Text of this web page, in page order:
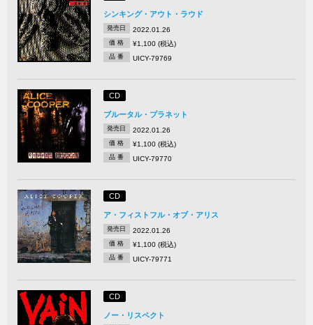
シンキング・アウト・ラウド
発売日 2022.01.26
価 格 ¥1,100 (税込)
品 番 UICY-79769
CD
ブルータル・プラネット
発売日 2022.01.26
価 格 ¥1,100 (税込)
品 番 UICY-79770
CD
ア・フィストフル・オブ・アリス
発売日 2022.01.26
価 格 ¥1,100 (税込)
品 番 UICY-79771
CD
ノー・リスペクト